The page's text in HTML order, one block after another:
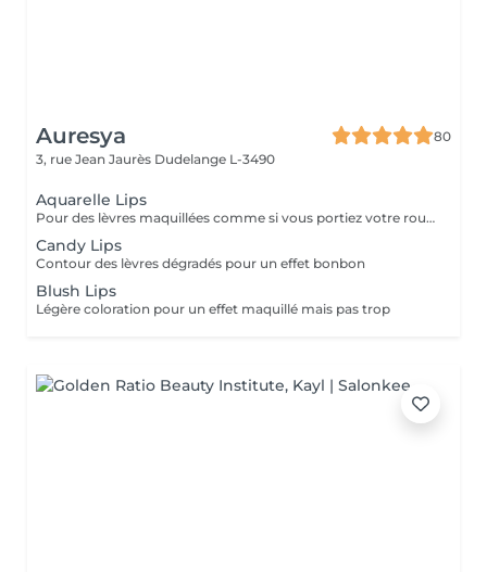
Auresya
80
3, rue Jean Jaurès Dudelange L-3490
Aquarelle Lips
Pour des lèvres maquillées comme si vous portiez votre rouge habituelle
Candy Lips
Contour des lèvres dégradés pour un effet bonbon
Blush Lips
Légère coloration pour un effet maquillé mais pas trop